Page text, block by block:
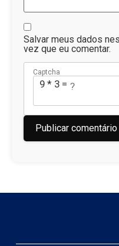
Salvar meus dados
vez que eu comentar.
Captcha
9 * 3 = ?